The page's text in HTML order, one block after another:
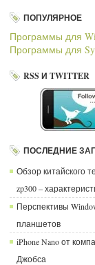
ПОПУЛЯРНОЕ
Программы для
Программы для
RSS И TWITTER
ПОСЛЕДНИЕ
Обзор китайского
zp300 –
Перспективы
планшетов
iPhone Nano от
Джобса